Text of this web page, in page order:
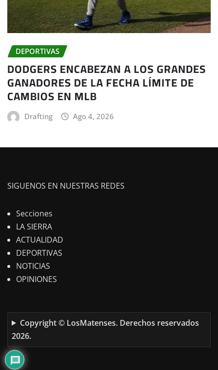
DEPORTIVAS
DODGERS ENCABEZAN A LOS GRANDES
GANADORES DE LA FECHA LÍMITE DE
CAMBIOS EN MLB
Drafting Ago 4, 2026
SIGUENOS EN NUESTRAS REDES
Secciones
LA SIERRA
ACTUALIDAD
DEPORTIVAS
NOTICIAS
OPINIONES
Copyright © LosMatenses. Derechos reservados
2026.